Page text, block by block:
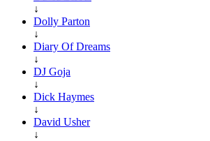
↓
Dolly Parton
↓
Diary Of Dreams
↓
DJ Goja
↓
Dick Haymes
↓
David Usher
↓